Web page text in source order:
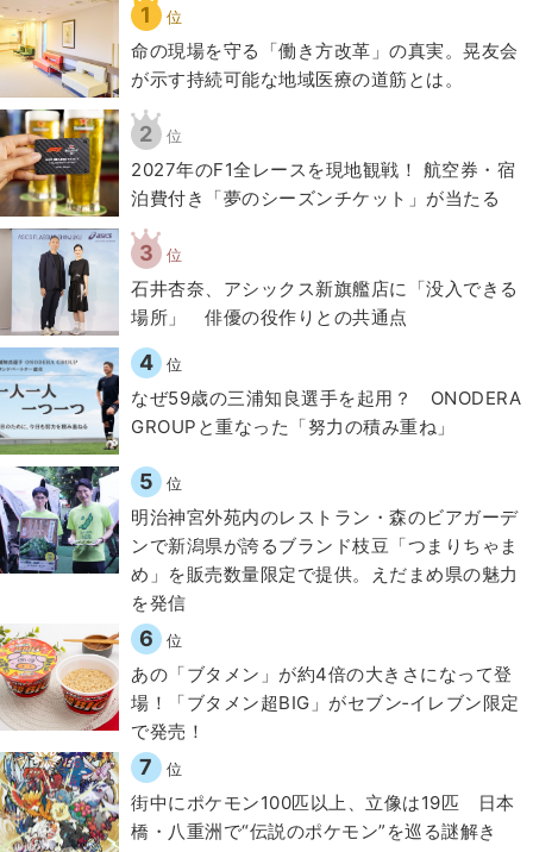
1 位
​命の現場を守る「働き方改革」の真実。晃友会
が示す持続可能な地域医療の道筋とは。
2 位
2027年のF1全レースを現地観戦！ 航空券・宿
泊費付き「夢のシーズンチケット」が当たる
3 位
石井杏奈、アシックス新旗艦店に「没入できる
場所」 俳優の役作りとの共通点
4 位
なぜ59歳の三浦知良選手を起用？ ONODERA
GROUPと重なった「努力の積み重ね」
5 位
明治神宮外苑内のレストラン・森のビアガーデ
ンで新潟県が誇るブランド枝豆「つまりちゃま
め」を販売数量限定で提供。えだまめ県の魅力
を発信
6 位
あの「ブタメン」が約4倍の大きさになって登
場！「ブタメン超BIG」がセブン‐イレブン限定
で発売！
7 位
街中にポケモン100匹以上、立像は19匹 日本
橋・八重洲で“伝説のポケモン”を巡る謎解き